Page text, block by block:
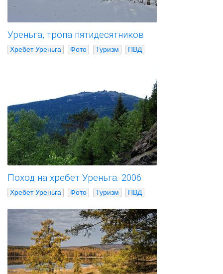
Уреньга, тропа пятидесятников
Хребет Уреньга Фото Туризм ПВД
Поход на хребет Уреньга. 2006
Хребет Уреньга Фото Туризм ПВД